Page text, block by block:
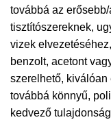
továbbá az
tisztítószereknek,
vizek
benzolt, acetont
szerelhető,
továbbá könnyű,
kedvező